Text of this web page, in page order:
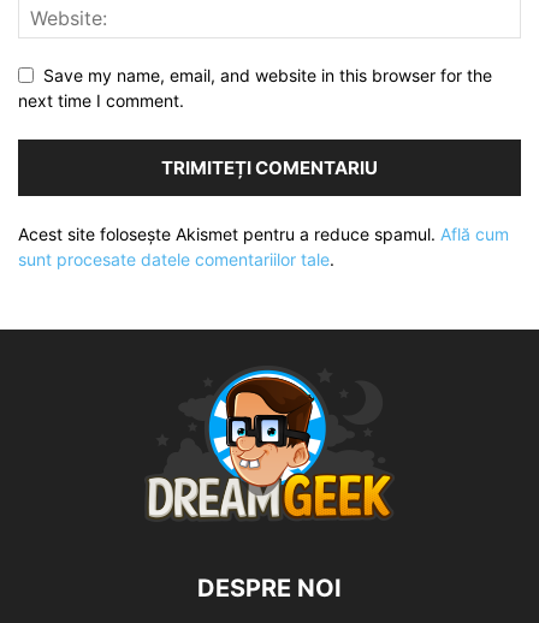
Save my name, email, and website in this browser for the
next time I comment.
Acest site folosește Akismet pentru a reduce spamul. Află cum
sunt procesate datele comentariilor tale.
DESPRE NOI